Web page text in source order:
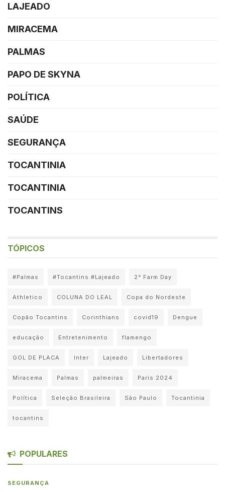
LAJEADO
MIRACEMA
PALMAS
PAPO DE SKYNA
POLÍTICA
SAÚDE
SEGURANÇA
TOCANTINIA
TOCANTINIA
TOCANTINS
TÓPICOS
#Palmas #Tocantins #Lajeado 2° Farm Day
Athletico COLUNA DO LEAL Copa do Nordeste
Copão Tocantins Corinthians covid19 Dengue
educação Entretenimento flamengo
GOL DE PLACA Inter Lajeado Libertadores
Miracema Palmas palmeiras Paris 2024
Política Seleção Brasileira São Paulo Tocantinia
tocantins
POPULARES
SEGURANÇA